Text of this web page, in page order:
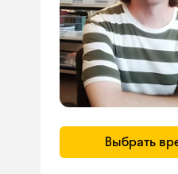
Выбрать